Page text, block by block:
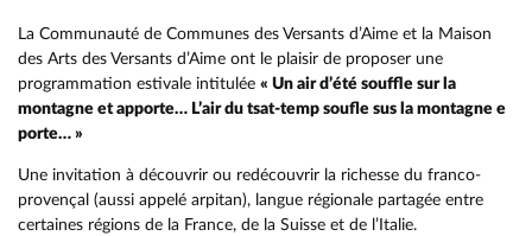
La Communauté de Communes des Versants d’Aime et la Maison
des Arts des Versants d’Aime ont le plaisir de proposer une
programmation estivale intitulée « Un air d’été souffle sur la
montagne et apporte… L’air du tsat-temp soufle sus la montagne e
porte… »
Une invitation à découvrir ou redécouvrir la richesse du franco-
provençal (aussi appelé arpitan), langue régionale partagée entre
certaines régions de la France, de la Suisse et de l’Italie.